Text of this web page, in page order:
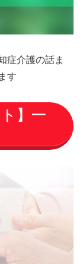
症介護の話ま
す
】一